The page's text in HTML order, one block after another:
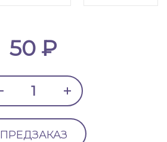
50 ₽
ПРЕДЗАКАЗ